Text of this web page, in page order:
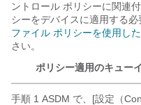
ントロール ポリシーに関連
シーをデバイスに適用する必
ファイル ポリシーを使用し
さい。
ポリシー適用のキュー
手順 1 ASDM で、[設定（